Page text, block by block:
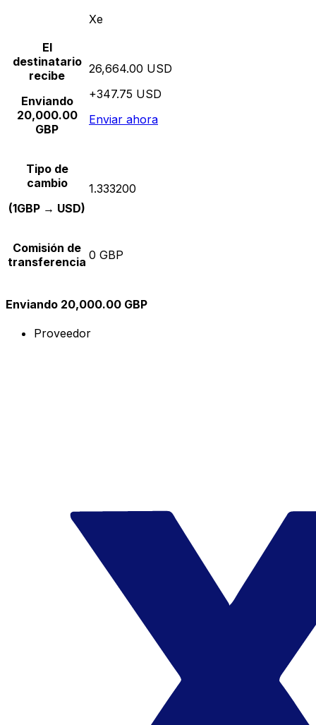
Xe
El
destinatario
recibe
Enviando
20,000.00
GBP
26,664.00 USD
+347.75 USD
Enviar ahora
Tipo de
cambio
(1GBP → USD)
1.333200
Comisión de
transferencia 0 GBP
Enviando 20,000.00 GBP
Proveedor